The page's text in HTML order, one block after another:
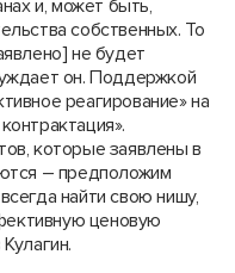
и, может быть,
собственных. То
не будет
он. Поддержкой
реагирование» на
которые заявлены в
– предположим
найти свою нишу,
ценовую